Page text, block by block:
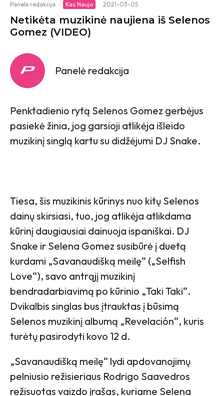
Panelė redakcija · Kas Naujo · 2021-03-05
Netikėta muzikinė naujiena iš Selenos
Gomez (VIDEO)
Panelė redakcija
Penktadienio rytą Selenos Gomez gerbėjus
pasiekė žinia, jog garsioji atlikėja išleido
muzikinį singlą kartu su didžėjumi DJ Snake.
Tiesa, šis muzikinis kūrinys nuo kitų Selenos
dainų skirsiasi, tuo, jog atlikėja atlikdama
kūrinį daugiausiai dainuoja ispaniškai. DJ
Snake ir Selena Gomez susibūrė į duetą
kurdami „Savanaudišką meilę“ („Selfish
Love“), savo antrąjį muzikinį
bendradarbiavimą po kūrinio „Taki Taki“.
Dvikalbis singlas bus įtrauktas į būsimą
Selenos muzikinį albumą „Revelación“, kuris
turėtų pasirodyti kovo 12 d.
„Savanaudišką meilę“ lydi apdovanojimų
pelniusio režisieriaus Rodrigo Saavedros
režisuotas vaizdo įrašas, kuriame Selena